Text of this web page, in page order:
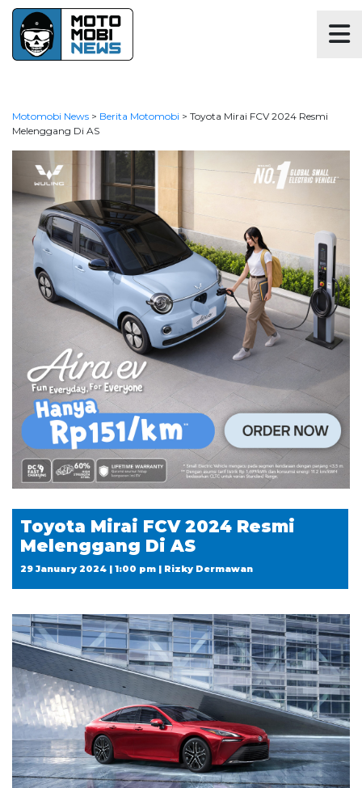
Motomobi News > Berita Motomobi > Toyota Mirai FCV 2024 Resmi
Melenggang Di AS
Toyota Mirai FCV 2024 Resmi
Melenggang Di AS
29 January 2024 | 1:00 pm | Rizky Dermawan